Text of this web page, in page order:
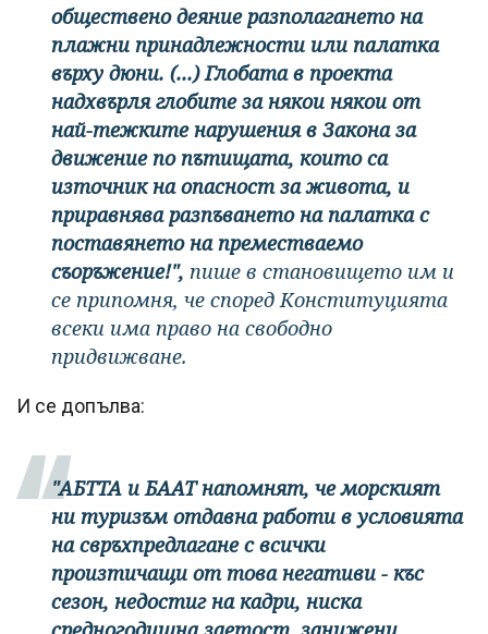
обществено деяние разполагането на
плажни принадлежности или палатка
върху дюни. (...) Глобата в проекта
надхвърля глобите за някои някои от
най-тежките нарушения в Закона за
движение по пътищата, които са
източник на опасност за живота, и
приравнява разпъването на палатка с
поставянето на преместваемо
съоръжение!", пише в становището им и
се припомня, че според Конституцията
всеки има право на свободно
придвижване.
И се допълва:
"АБТТА и БААТ напомнят, че морският
ни туризъм отдавна работи в условията
на свръхпредлагане с всички
произтичащи от това негативи - къс
сезон, недостиг на кадри, ниска